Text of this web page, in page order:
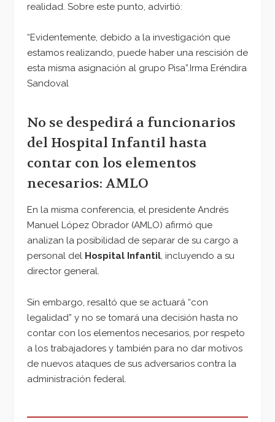
realidad. Sobre este punto, advirtió:
“Evidentemente, debido a la investigación que
estamos realizando, puede haber una rescisión de
esta misma asignación al grupo Pisa”.Irma Eréndira
Sandoval
No se despedirá a funcionarios
del Hospital Infantil hasta
contar con los elementos
necesarios: AMLO
En la misma conferencia, el presidente Andrés
Manuel López Obrador (AMLO) afirmó que
analizan la posibilidad de separar de su cargo a
personal del Hospital Infantil, incluyendo a su
director general.
Sin embargo, resaltó que se actuará “con
legalidad” y no se tomará una decisión hasta no
contar con los elementos necesarios, por respeto
a los trabajadores y también para no dar motivos
de nuevos ataques de sus adversarios contra la
administración federal.